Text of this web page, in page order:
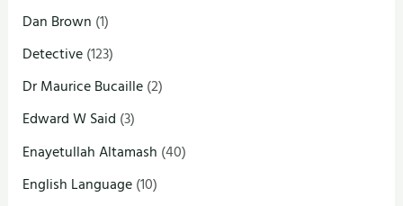
Dan Brown (1)
Detective(123)
Dr Maurice Bucaille(2)
Edward W Said (3)
Enayetullah Altamash (40)
English Language(10)